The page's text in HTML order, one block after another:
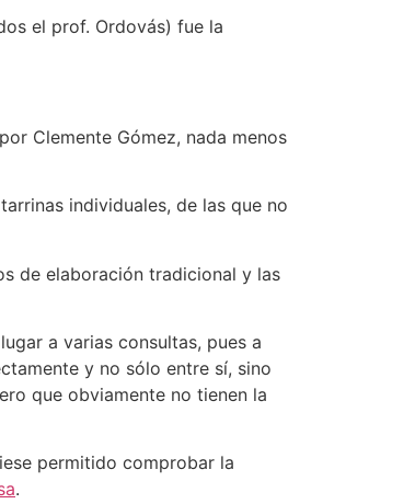
el prof. Ordovás) fue la
Clemente Gómez, nada menos
individuales, de las que no
de elaboración tradicional y las
a varias consultas, pues a
y no sólo entre sí, sino
que obviamente no tienen la
permitido comprobar la
.